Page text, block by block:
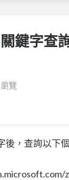
鍵字查
覽
後，查詢以下